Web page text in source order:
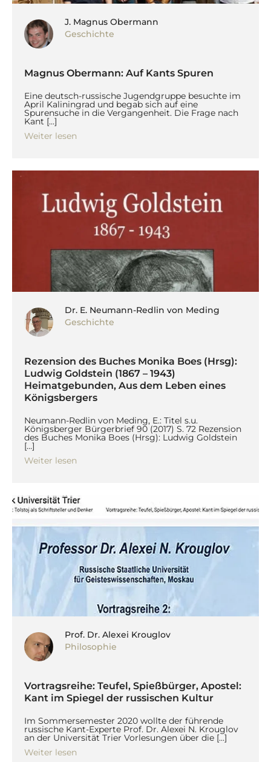
J. Magnus Obermann
Geschichte
Magnus Obermann: Auf Kants Spuren
Eine deutsch-russische Jugendgruppe besuchte im
April Kaliningrad und begab sich auf eine
Spurensuche in die Vergangenheit. Die Frage nach
Kant […]
Weiter lesen
Dr. E. Neumann-Redlin von Meding
Geschichte
Rezension des Buches Monika Boes (Hrsg):
Ludwig Goldstein (1867 – 1943)
Heimatgebunden, Aus dem Leben eines
Königsbergers
Neumann-Redlin von Meding, E.: Titel s.u.
Königsberger Bürgerbrief 90 (2017) S. 72 Rezension
des Buches Monika Boes (Hrsg): Ludwig Goldstein
[…]
Weiter lesen
Prof. Dr. Alexei Krouglov
Philosophie
Vortragsreihe: Teufel, Spießbürger, Apostel:
Kant im Spiegel der russischen Kultur
Im Sommersemester 2020 wollte der führende
russische Kant-Experte Prof. Dr. Alexei N. Krouglov
an der Universität Trier Vorlesungen über die […]
Weiter lesen